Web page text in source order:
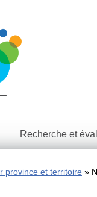
Recherche et
approche
province et territoire